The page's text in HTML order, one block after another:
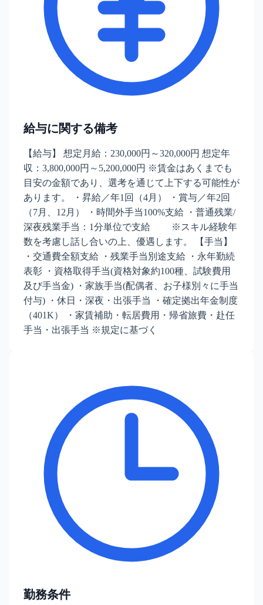
給与に関する備考
【給与】 想定月給：230,000円～320,000円 想定年
収：3,800,000円～5,200,000円 ※賃金はあくまでも
目安の金額であり、選考を通じて上下する可能性が
あります。 ・昇給／年1回（4月） ・賞与／年2回
（7月、12月） ・時間外手当100%支給 ・普通残業/
深夜残業手当：1分単位で支給 ※スキル経験年
数を考慮し話し合いの上、優遇します。 【手当】
・交通費全額支給 ・残業手当別途支給 ・永年勤続
表彰 ・資格取得手当(資格対象約100種、試験費用
及び手当金) ・家族手当(配偶者、お子様別々に手当
付与) ・休日・深夜・出張手当 ・確定拠出年金制度
（401K） ・家賃補助・転居費用・帰省旅費・赴任
手当・出張手当 ※規定に基づく
勤務条件